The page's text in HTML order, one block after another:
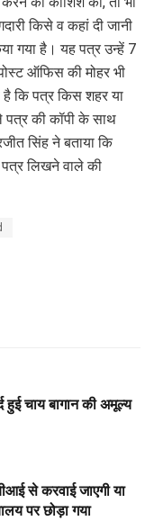
किसे व कहां दी जानी
गया है। यह पत्र उन्हें 7
ऑफिस की मोहर भी
है कि पत्र किस शहर या
पत्र की कॉपी के साथ
सिंह ने बताया कि
लिखने वाले की
हुई चाय बागान की अमूल्य
से करवाई जाएगी या
पर छोड़ा गया